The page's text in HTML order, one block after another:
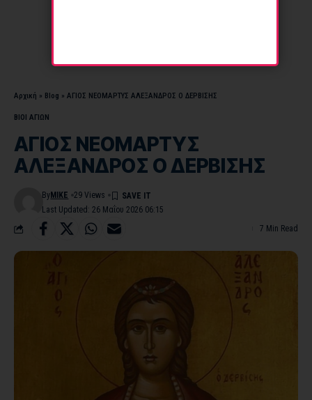
Αρχική » Blog » ΑΓΙΟΣ ΝΕΟΜΑΡΤΥΣ ΑΛΕΞΑΝΔΡΟΣ Ο ΔΕΡΒΙΣΗΣ
ΒΙΟΙ ΑΓΙΩΝ
ΑΓΙΟΣ ΝΕΟΜΑΡΤΥΣ
ΑΛΕΞΑΝΔΡΟΣ Ο ΔΕΡΒΙΣΗΣ
Last Updated: 26 Μαΐου 2026 06:15
By MIKE 29 Views
7 Min Read